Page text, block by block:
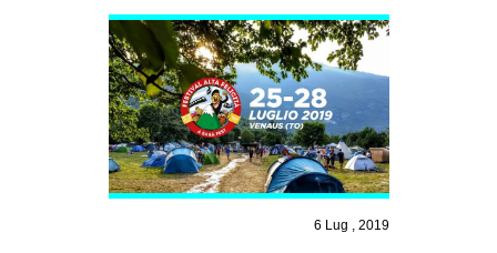
AREA
DEGENERAZIONE
GAZA FREESTYLE
CSOA LAMBRETTA
6 Lug , 2019